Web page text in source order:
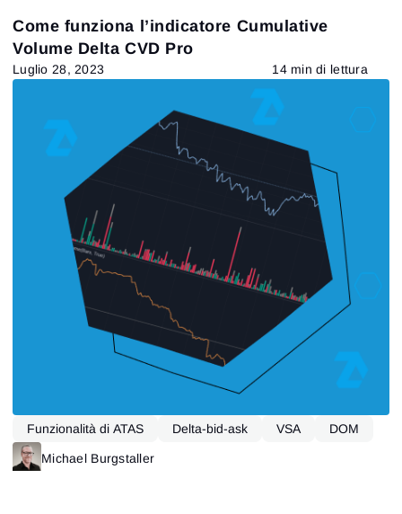
Come funziona l’indicatore Cumulative
Volume Delta CVD Pro
Luglio 28, 2023 14 min di lettura
Funzionalità di ATAS Delta-bid-ask VSA DOM
Michael Burgstaller